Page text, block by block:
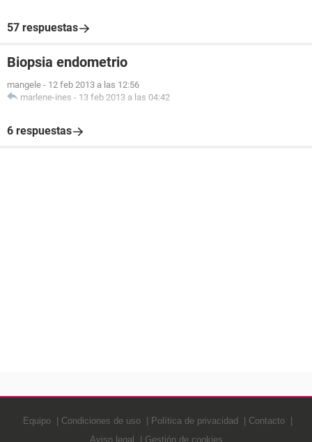
57 respuestas
Biopsia endometrio
mangele - 12 feb 2013 a las 12:56
marlene-ines - 13 feb 2013 a las 04:42
6 respuestas
Equipo Condiciones de uso Política de privacidad
Contacto
Aviso legal
Gestión de cookies